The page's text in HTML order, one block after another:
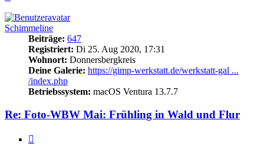
Schimmeline
Beiträge: 647
Registriert: Di 25. Aug 2020, 17:31
Wohnort: Donnersbergkreis
Deine Galerie: https://gimp-werkstatt.de/werkstatt-gal ...
/index.php
Betriebssystem: macOS Ventura 13.7.7
Re: Foto-WBW Mai: Frühling in Wald und Flur